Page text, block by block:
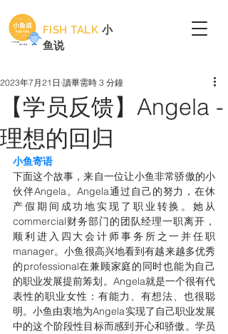
FISH TALK 小
鱼说
【学员反馈】Angela -
理想的回归
2023年7月21日 讀畢需時 3 分鐘
小鱼寄语
下面这个故事，来自一位让小鱼非常骄傲的小
伙伴Angela。Angela通过自己的努力，在休
产假期间成功地实现了职业转换。她从
commercial财务部门的团队经理一职离开，
顺利进入四大会计师事务所之一并任职
manager。小鱼很高兴地看到有越来越多优秀
的professional在兼顾家庭的同时也能为自己
的职业发展提前筹划。Angela就是一个很有代
表性的职业女性：有能力、有想法、也很聪
明。小鱼由衷地为Angela实现了自己职业发展
中的这个阶段性目标而感到开心和骄傲。学员